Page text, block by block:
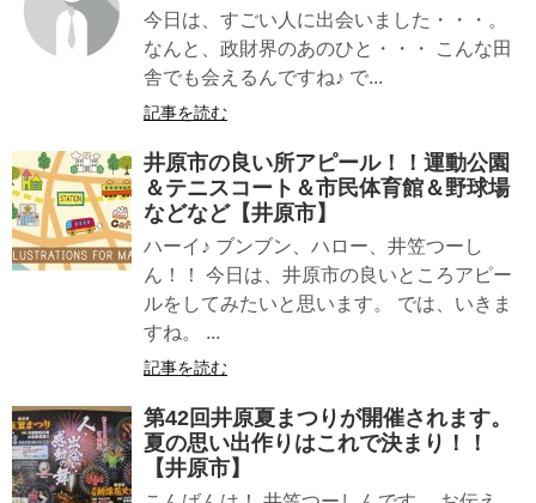
今日は、すごい人に出会いました・・・。
なんと、政財界のあのひと・・・ こんな田
舎でも会えるんですね♪ で...
記事を読む
井原市の良い所アピール！！運動公園
＆テニスコート＆市民体育館＆野球場
などなど【井原市】
ハーイ♪ ブンブン、ハロー、井笠つーし
ん！！ 今日は、井原市の良いところアピー
ルをしてみたいと思います。 では、いきま
すね。 ...
記事を読む
第42回井原夏まつりが開催されます。
夏の思い出作りはこれで決まり！！
【井原市】